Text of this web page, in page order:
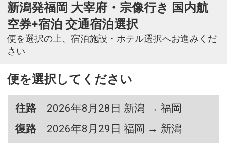
新潟発福岡 大宰府・宗像行き 国内航
空券+宿泊 交通宿泊選択
便を選択の上、宿泊施設・ホテル選択へお進みくだ
さい
便を選択してください
往路
2026年8月28日 新潟 → 福岡
復路
2026年8月29日 福岡 → 新潟